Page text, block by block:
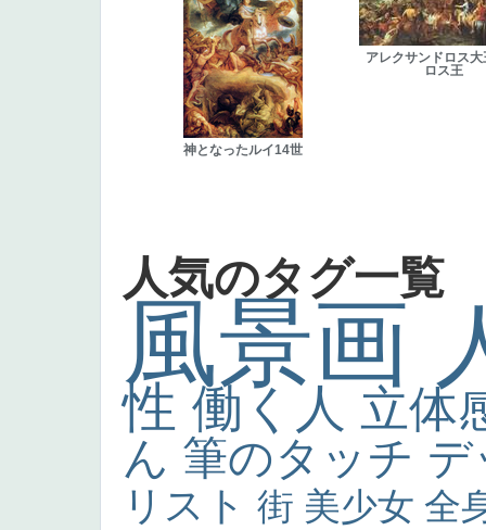
神となったルイ14世
アレクサンドロス大
ロス王
人気のタグ一覧
風景画
性 働く人 立体
ん 筆のタッチ
リスト 街 美少女 全